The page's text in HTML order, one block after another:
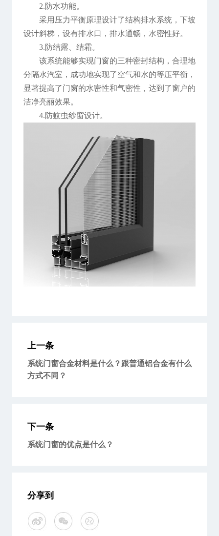
2.防水功能。
采用压力平衡原理设计了结构排水系统，下坡
设计斜梯，设有排水口，排水通畅，水密性好。
3.防结露、结霜。
该系统能够实现门窗的三种密封结构，合理地
分隔水汽室，成功地实现了空气和水的等压平衡，
显著提高了门窗的水密性和气密性，达到了窗户的
洁净亮丽效果。
4.防蚊虫纱窗设计。
上一条
系统门窗合金材料是什么？跟普通铝合金有什么
方式不同？
下一条
系统门窗的优点是什么？
分享到